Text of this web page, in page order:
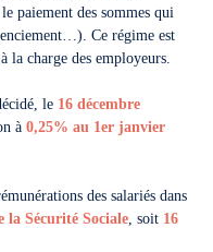
paiement des sommes qui
Ce régime est
la charge des employeurs.
le 16 décembre
à 0,25% au 1er janvier
des salariés dans
la Sécurité Sociale, soit 16